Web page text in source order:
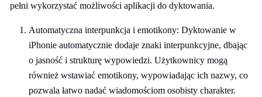
pełni wykorzystać możliwości aplikacji do dyktowania.
Automatyczna interpunkcja i emotikony: Dyktowanie w
iPhonie automatycznie dodaje znaki interpunkcyjne, dbając
o jasność i strukturę wypowiedzi. Użytkownicy mogą
również wstawiać emotikony, wypowiadając ich nazwy, co
pozwala łatwo nadać wiadomościom osobisty charakter.